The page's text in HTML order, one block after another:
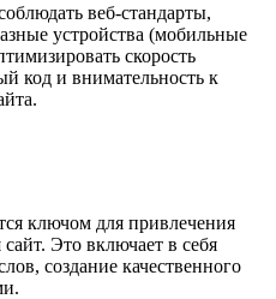
веб-стандарты,
устройства (мобильные
скорость
код и внимательность к
ключом для привлечения
Это включает в себя
создание качественного